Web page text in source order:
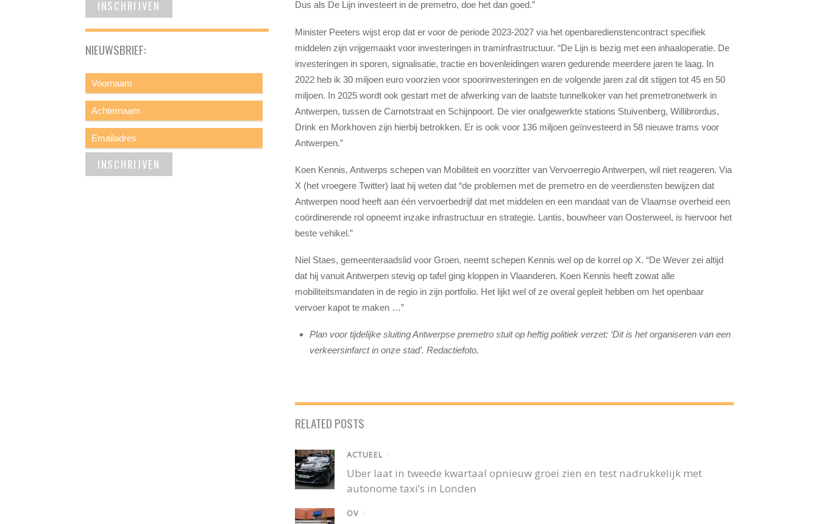
Dus als De Lijn investeert in de premetro, doe het dan goed.”
Minister Peeters wijst erop dat er voor de periode 2023-2027 via het openbaredienstencontract specifiek
middelen zijn vrijgemaakt voor investeringen in traminfrastructuur. “De Lijn is bezig met een inhaaloperatie. De
investeringen in sporen, signalisatie, tractie en bovenleidingen waren gedurende meerdere jaren te laag. In
2022 heb ik 30 miljoen euro voorzien voor spoorinvesteringen en de volgende jaren zal dit stijgen tot 45 en 50
miljoen. In 2025 wordt ook gestart met de afwerking van de laatste tunnel­koker van het premetronetwerk in
Antwerpen, tussen de Carnotstraat en Schijnpoort. De vier onafgewerkte stations Stuivenberg, Willibrordus,
Drink en Mork­hoven zijn hierbij betrokken. Er is ook voor 136 miljoen geïnvesteerd in 58 nieuwe trams voor
Antwerpen.”
Koen Kennis, Antwerps schepen van Mobiliteit en voorzitter van Vervoerregio Antwerpen, wil niet reageren. Via
X (het vroegere Twitter) laat hij weten dat “de problemen met de premetro en de veerdiensten bewijzen dat
Antwerpen nood heeft aan één vervoerbedrijf dat met middelen en een mandaat van de Vlaamse overheid een
coördinerende rol opneemt inzake infrastructuur en strategie. Lantis, bouwheer van Oosterweel, is hiervoor het
beste vehikel.”
Niel Staes, gemeenteraadslid voor Groen, neemt schepen Kennis wel op de korrel op X. “De Wever zei altijd
dat hij vanuit Antwerpen stevig op tafel ging kloppen in Vlaanderen. Koen Kennis heeft zowat alle
mobiliteitsmandaten in de regio in zijn portfolio. Het lijkt wel of ze overal gepleit hebben om het openbaar
vervoer kapot te maken …”
Plan voor tijdelijke sluiting Antwerpse premetro stuit op heftig politiek verzet: ‘Dit is het organiseren van een
verkeersinfarct in onze stad’. Redactiefoto.
RELATED POSTS
ACTUEEL /
Uber laat in tweede kwartaal opnieuw groei zien en test nadrukkelijk met
autonome taxi’s in Londen
OV /
NIEUWSBRIEF: